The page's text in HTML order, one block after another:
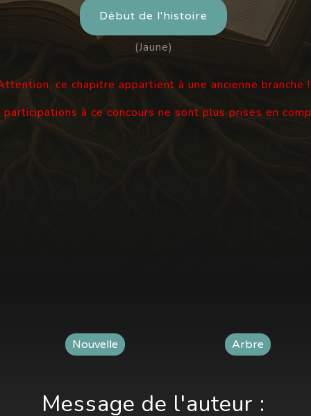
Début de l'histoire
(Jaune)
ce chapitre appartient à une ancienne branche !
participations à ce concours ne sont plus prises en
Nouvelle Arbre
Message de l'auteur :